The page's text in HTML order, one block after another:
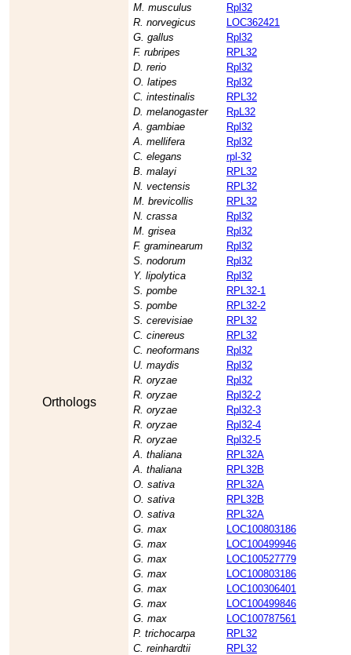
Orthologs
M. musculus
Rpl32
R. norvegicus
LOC362421
G. gallus
Rpl32
F. rubripes
RPL32
D. rerio
Rpl32
O. latipes
Rpl32
C. intestinalis
RPL32
D. melanogaster
RpL32
A. gambiae
Rpl32
A. mellifera
Rpl32
C. elegans
rpl-32
B. malayi
RPL32
N. vectensis
RPL32
M. brevicollis
RPL32
N. crassa
Rpl32
M. grisea
Rpl32
F. graminearum
Rpl32
S. nodorum
Rpl32
Y. lipolytica
Rpl32
S. pombe
RPL32-1
S. pombe
RPL32-2
S. cerevisiae
RPL32
C. cinereus
RPL32
C. neoformans
Rpl32
U. maydis
Rpl32
R. oryzae
Rpl32
R. oryzae
Rpl32-2
R. oryzae
Rpl32-3
R. oryzae
Rpl32-4
R. oryzae
Rpl32-5
A. thaliana
RPL32A
A. thaliana
RPL32B
O. sativa
RPL32A
O. sativa
RPL32B
O. sativa
RPL32A
G. max
LOC100803186
G. max
LOC100499946
G. max
LOC100527779
G. max
LOC100803186
G. max
LOC100306401
G. max
LOC100499846
G. max
LOC100787561
P. trichocarpa
RPL32
C. reinhardtii
RPL32